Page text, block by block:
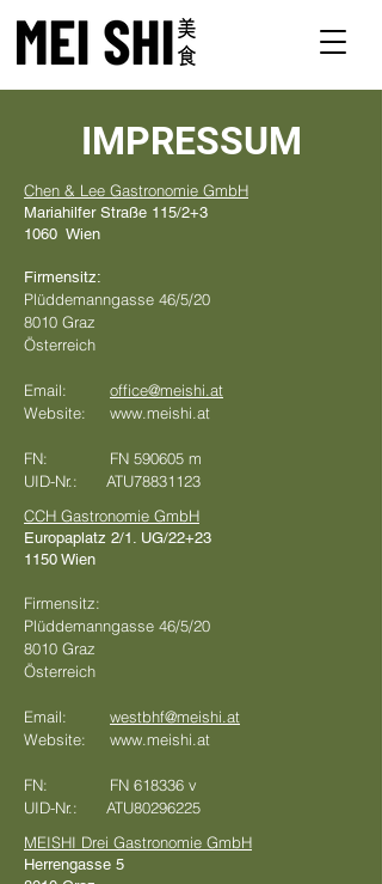
IMPRESSUM
Chen & Lee Gastronomie GmbH
Mariahilfer Straße 115/2+3
1060 Wien
Firmensitz:
Plüddemanngasse 46/5/20
8010 Graz
Österreich
Email: office@meishi.at
Website: www.meishi.at
FN: FN 590605 m
UID-Nr.: ATU78831123
CCH Gastronomie GmbH
Europaplatz 2/1. UG/22+23
1150 Wien
Firmensitz:
Plüddemanngasse 46/5/20
8010 Graz
Österreich
Email: westbhf@meishi.at
Website: www.meishi.at
FN: FN 618336 v
UID-Nr.: ATU80296225
MEISHI Drei Gastronomie GmbH
Herrengasse 5